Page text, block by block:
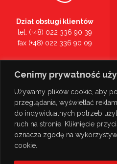
Cenimy prywatność
Używamy plików cookie, aby
przeglądania, wyświetlać
do indywidualnych potrzeb
ruch na stronie. Kliknięcie
oznacza zgodę na
cookie.
Dział obsługi klientów
tel. (+48) 022 336 90 39
fax (+48) 022 336 90 09
tel. (+48) 022 336 90 00